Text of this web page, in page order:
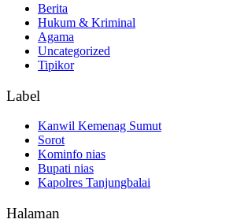
Berita
Hukum & Kriminal
Agama
Uncategorized
Tipikor
Label
Kanwil Kemenag Sumut
Sorot
Kominfo nias
Bupati nias
Kapolres Tanjungbalai
Halaman